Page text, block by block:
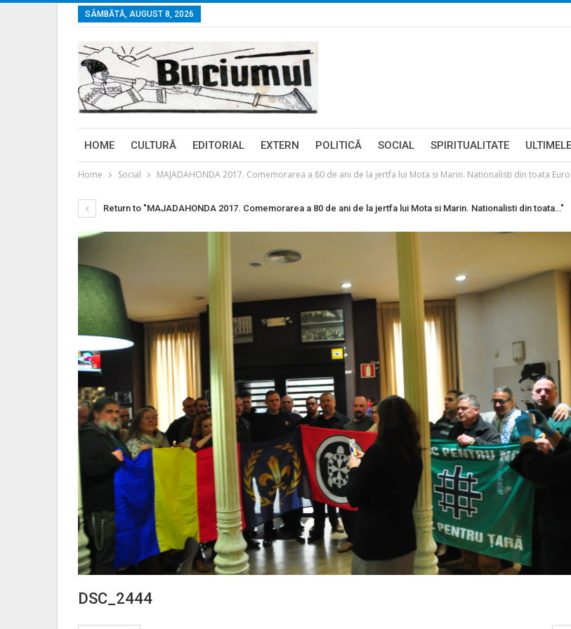
SÂMBĂTĂ, AUGUST 8, 2026
HOME CULTURĂ EDITORIAL EXTERN POLITICĂ SOCIAL SPIRITUALITATE
Home Social MAJADAHONDA 2017. Comemorarea a 80 de ani de la jertfa lui Mota si Marin. Nationalisti din toata
Return to "MAJADAHONDA 2017. Comemorarea a 80 de ani de la jertfa lui Mota si Marin. Nationalisti din toata…"
DSC_2444